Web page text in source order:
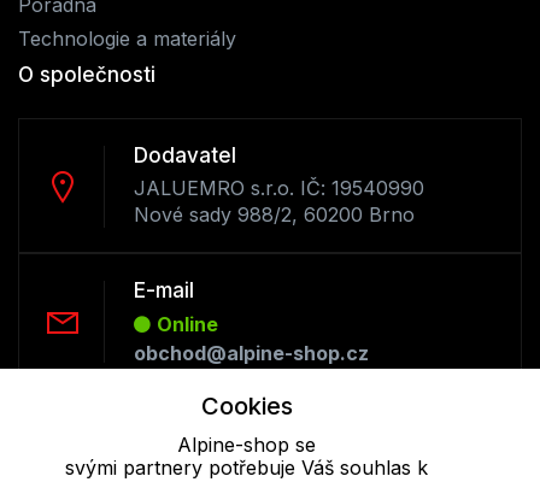
Technologie a materiály
O společnosti
Dodavatel
JALUEMRO s.r.o. IČ: 19540990
Nové sady 988/2, 60200 Brno
E-mail
Online
obchod@alpine-shop.cz
Offline
Cookies
Alpine-shop se
svými partnery potřebuje Váš souhlas k